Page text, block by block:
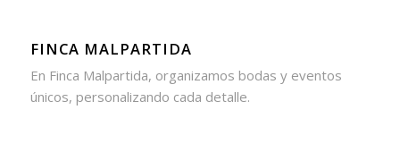
FINCA MALPARTIDA
En Finca Malpartida, organizamos bodas y eventos
únicos, personalizando cada detalle.